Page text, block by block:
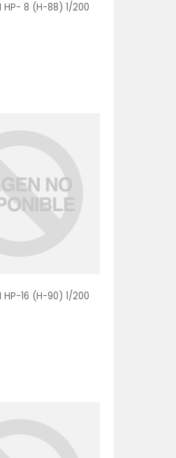
HP- 8 (H-88) 1/200
HP-16 (H-90) 1/200